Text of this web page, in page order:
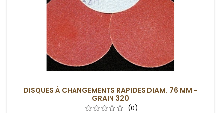
DISQUES À CHANGEMENTS RAPIDES DIAM. 76 MM -
GRAIN 320
(0)